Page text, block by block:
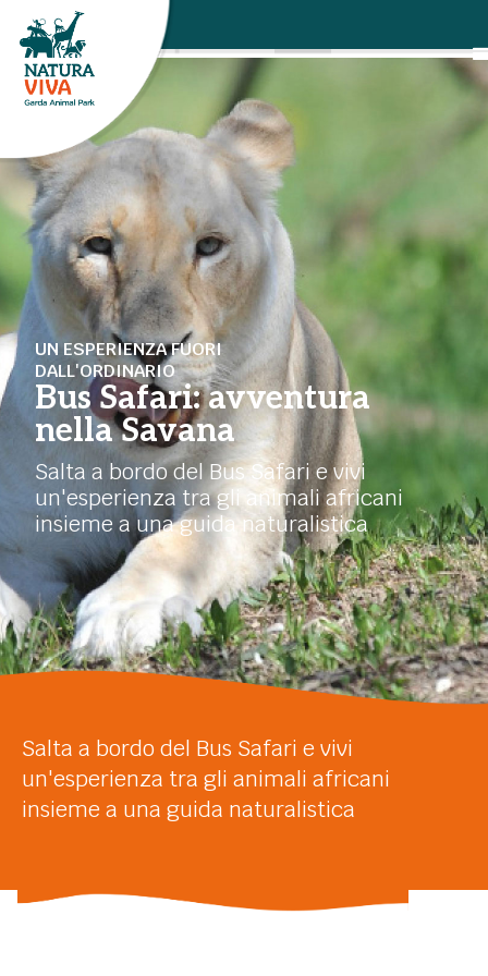
UN ESPERIENZA FUORI
DALL'ORDINARIO
Bus Safari: avventura
nella Savana
Salta a bordo del Bus Safari e vivi
un'esperienza tra gli animali africani
insieme a una guida naturalistica
Salta a bordo del Bus Safari e vivi
un'esperienza tra gli animali africani
insieme a una guida naturalistica